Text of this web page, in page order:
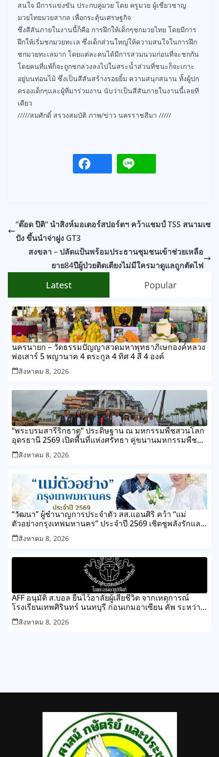
สนใจ มีการแข่งขัน ประกบคู่มวย โดย ครูมวย ผู้เชี่ยวชาญ
มวยไทยมวยสากล เพื่อกระตุ้นเศรษฐกิจ
ซึ่งสีสันภายในงานนี้ก็คือ การฝึกให้เด็กๆชกมวยไทย โดยมีการ
ฝึกให้เริ่มชกมวยทะเล ซึ่งเด็กส่วนใหญ่ให้ความสนใจในการฝึก
ชกมวยทะเลมาก โดยแต่ละคนได้มีการสวมนวมก่อนที่จะชกกัน
โดยคนที่แพ้ก็จะถูกชกล่วงลงไปในสระน้ำส่วนที่ชนะก็จะเกาะ
อยู่บนท่อนไม้ ซึ่งเป็นสีสันสร้างรอยยิ้ม ความสนุกสนาน ทั้งผู้ปก
ครองเด็กๆและผู้ที่มาร่วมงาน นับว่าเป็นสีสันภายในงานนี้เลยที
เดียว
/////สมศักดิ์ สรวงสมบัติ ภาพ/ข่าว นครราชสีมา /////
“ต๊อด ปิติ“ นำสิงห์มอเตอร์สปอร์ตฯ คว้าแชมป์ TSS สนามเซ
ปัง ขึ้นนำจ่าฝูง GT3
สงขลา – ปลัดแป้นพร้อมประธานชุมชนเข้าช่วยเหลือ
ยาย84ปีผู้ป่วยติดเตียงไม่มีใครมาดูแลถูกตัดไฟ
Latest Popular
นครนายก – วัดธรรมปัญญาสวดมหาพุทธาภิเษกองค์หลวง
พ่อเสาร์ 5 พญานาค 4 ตระกูล 4 ทิศ 4 สี 4 องค์
สิงหาคม 8, 2026
“พระบรมสารีริกธาตุ” ประดิษฐาน ณ มหกรรมพืชสวนโลก
อุดรธานี 2569 เปิดพื้นที่แห่งศรัทธา คู่ขนานมหกรรมพืช
สวนระดับโลก
สิงหาคม 8, 2026
“วัฒนา” ผู้ชำนาญการประจำตัว สส.แอนศิริ คว้า “แม่
ตัวอย่างกรุงเทพมหานคร” ประจำปี 2569 เชิดชูพลังรักและ
ความเสียสละของแม่ เขตทุ่งครุ
สิงหาคม 8, 2026
AFF อนุมัติ ส.บอล ยืนไว้อาลัยผู้เสียชีวิต จากเหตุการณ์
โรงเรียนเทพศิรินทร์ นนทบุรี ก่อนเกมอาเซียน คัพ ระหว่าง
ไทย กับ เมียนมา
สิงหาคม 8, 2026